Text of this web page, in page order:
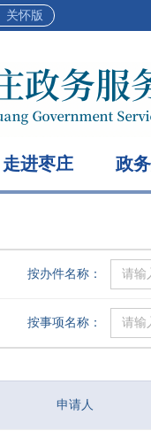
关怀版
走进枣庄 政
按办件名称：
按事项名称：
申请人